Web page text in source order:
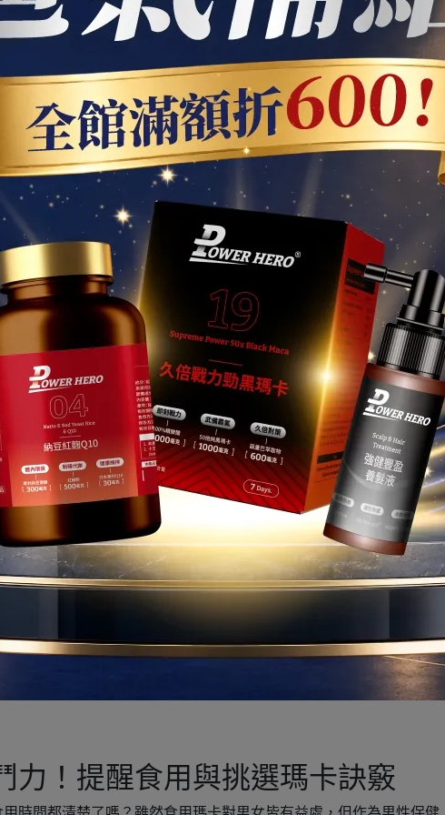
起吃？這樣搭配效果更佳！
時間，接著再來說明食用注意事項！每種瑪卡都有調節身體機能的
維生素K，因此除了上述的卵巢癌、乳癌等荷爾蒙失調疾病患者，正
？專家建議，每日要攝取的瑪卡劑量必須達1500mg才會有感；而在
擁有最高含量的瑪卡烯及瑪卡醯胺，在男性魅力展現、運動興致的
母鋅
質的飛躍，其中搭配「鋅」就能讓活力提升成效一加一大於二。
並參與體內300種以上酵素組成，是幫助生長發育及維持生殖機能的
鋅」，讓黑瑪卡與鋅的充沛養分，更容易被人體吸收。
胺酸
是身體所需胺基酸之一，是一氧化氮的主要來源，可促進新陳代
度的精胺酸可使精力旺盛、調節男性生理機能，尤其推薦選用人體
快速補充體力、強化爆發力。
B1、B2、B6、B12、葉酸(B9)、泛酸(B5)、菸鹼酸(B3)、生物素(B7)
效果優異，可以加強體力、滋補強身，幫助能量釋放，以充沛精神應
力！提醒食用與挑選瑪卡訣竅